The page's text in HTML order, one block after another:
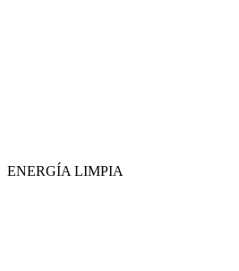
ENERGÍA LIMPIA